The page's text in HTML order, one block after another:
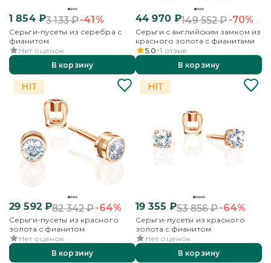
1 854₽3 133₽-41%
Серьги-пусеты из серебра с
фианитом
Нет оценок
В корзину
44 970₽149 552₽-70%
Серьги с английским замком из
красного золота с фианитами
5.0 1 отзыв
В корзину
29 592₽82 342₽-64%
Серьги-пусеты из красного
золота с фианитом
Нет оценок
В корзину
19 355 ₽53 856₽-64%
Серьги-пусеты из красного
золота с фианитом
Нет оценок
В корзину